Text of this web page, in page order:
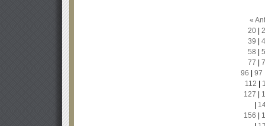
«
20|
39
58
77
96
97
112
127
156